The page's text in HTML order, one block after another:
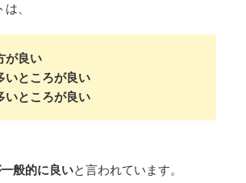
、
が良い
いところが良い
いところが良い
般的に良いと言われています。